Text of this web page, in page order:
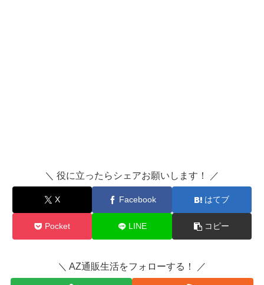
＼ 役に立ったらシェアお願いします！ ／
X Facebook はてブ
Pocket LINE コピー
＼ AZ通販生活をフォローする！ ／